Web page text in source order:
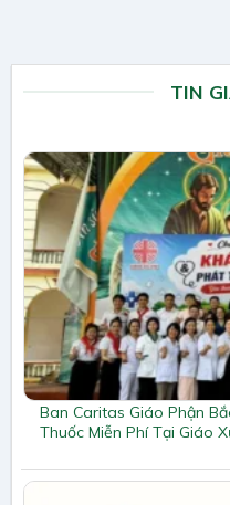
TIN
Ban Caritas Giáo Phận
Thuốc Miễn Phí Tại Giáo